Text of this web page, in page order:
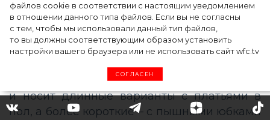
файлов cookie в соответствии с настоящим уведомлением
в отношении данного типа файлов. Если вы не согласны
с тем, чтобы мы использовали данный тип файлов,
то вы должны соответствующим образом установить
настройки вашего браузера или не использовать сайт wfc.tv
СОГЛАСЕН
Блогер и предпринимательница Оливия
Палермо тоже считает кейпы незаменимой
вещью в гардеробе современной девушки
и носит длинные варианты с платьями в
пол, а более короткие–с пышными юбками